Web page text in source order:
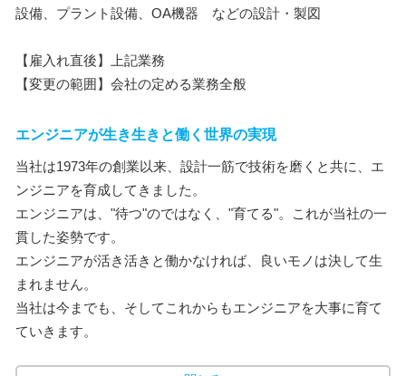
設備、プラント設備、OA機器 などの設計・製図
【雇入れ直後】上記業務
【変更の範囲】会社の定める業務全般
エンジニアが生き生きと働く世界の実現
当社は1973年の創業以来、設計一筋で技術を磨くと共に、エ
ンジニアを育成してきました。
エンジニアは、"待つ"のではなく、"育てる"。これが当社の一
貫した姿勢です。
エンジニアが活き活きと働かなければ、良いモノは決して生
まれません。
当社は今までも、そしてこれからもエンジニアを大事に育て
ていきます。